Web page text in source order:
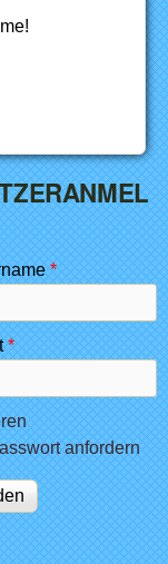
*
*
anfordern